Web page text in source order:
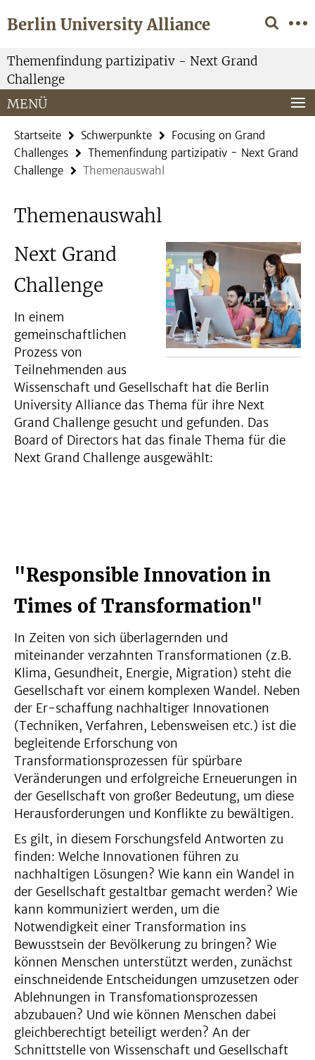
direkt
Inhalt
Berlin University Alliance
Service-
Navigation
Themenfindung partizipativ - Next Grand
Challenge
MENÜ
Startseite Schwerpunkte
Focusing on Grand
Challenges
Themenfindung partizipativ - Next Grand
Challenge
Themenauswahl
Themenauswahl
Next Grand
Challenge
In einem
gemeinschaftlichen
Prozess von
Teilnehmenden aus
Wissenschaft und Gesellschaft hat die Berlin
University Alliance das Thema für ihre Next
Grand Challenge gesucht und gefunden. Das
Board of Directors hat das finale Thema für die
Next Grand Challenge ausgewählt:
"Responsible Innovation in
Times of Transformation"
In Zeiten von sich überlagernden und
miteinander verzahnten Transformationen (z.B.
Klima, Gesundheit, Energie, Migration) steht die
Gesellschaft vor einem komplexen Wandel. Neben
der Er-schaffung nachhaltiger Innovationen
(Techniken, Verfahren, Lebensweisen etc.) ist die
begleitende Erforschung von
Transformationsprozessen für spürbare
Veränderungen und erfolgreiche Erneuerungen in
der Gesellschaft von großer Bedeutung, um diese
Herausforderungen und Konflikte zu bewältigen.
Es gilt, in diesem Forschungsfeld Antworten zu
finden: Welche Innovationen führen zu
nachhaltigen Lösungen? Wie kann ein Wandel in
der Gesellschaft gestaltbar gemacht werden? Wie
kann kommuniziert werden, um die
Notwendigkeit einer Transformation ins
Bewusstsein der Bevölkerung zu bringen? Wie
können Menschen unterstützt werden, zunächst
einschneidende Entscheidungen umzusetzen oder
Ablehnungen in Transfomationsprozessen
abzubauen? Und wie können Menschen dabei
gleichberechtigt beteiligt werden? An der
Schnittstelle von Wissenschaft und Gesellschaft